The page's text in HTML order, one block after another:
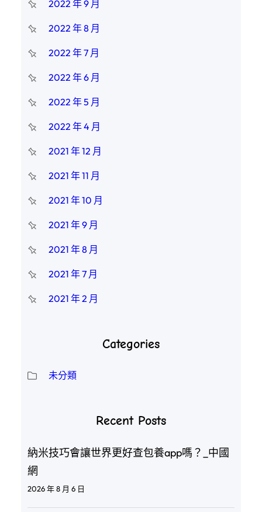
2022 年 9 月
2022 年 8 月
2022 年 7 月
2022 年 6 月
2022 年 5 月
2022 年 4 月
2021 年 12 月
2021 年 11 月
2021 年 10 月
2021 年 9 月
2021 年 8 月
2021 年 7 月
2021 年 2 月
Categories
未分類
Recent Posts
納米技巧會讓世界更好查包養app嗎？_中國
網
2026 年 8 月 6 日